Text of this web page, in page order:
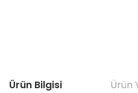
Ürün Bilgisi Ürün